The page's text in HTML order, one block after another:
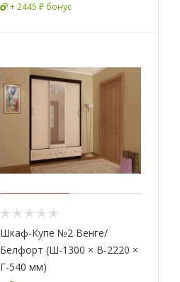
+ 2445 ₽ бонус
Шкаф-Купе №2 Венге/
Белфорт (Ш-1300 × В-2220 ×
Г-540 мм)